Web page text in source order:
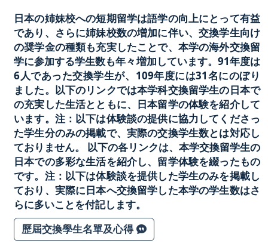
日本の姉妹校への短期留学は語学の向上にとって有益
であり、さらに姉妹校数の増加に伴い、交換学生向け
の奨学金の種類も充実したことで、本学の海外交換留
学に参加する学生数も年々増加しています。91年度は
6人であった交換学生が、109年度には31名にのぼり
ました。以下のリンクでは本学科交換留学生の日本で
の充実した生活とともに、日本留学の体験を紹介して
います。注：以下は体験談の提供に協力してくださっ
た学生分のみの掲載で、実際の交換学生数とは対応し
ておりません。 以下の各リンクは、本学交換留学生の
日本での多彩な生活を紹介し、留学体験を綴ったもの
です。注：以下は体験談を提供した学生のみを掲載し
ており、実際に日本へ交換留学した本学の学生数はさ
らに多いことを付記します。
歷屆交換學生名單及心得